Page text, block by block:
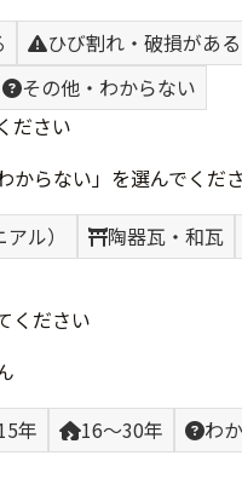
ひび割れ・破損がある
その他・わからない
ださい
からない」を選んでくだ
ル）
陶器瓦・和瓦
ください
年 16〜30年
わ